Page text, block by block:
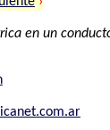
en un